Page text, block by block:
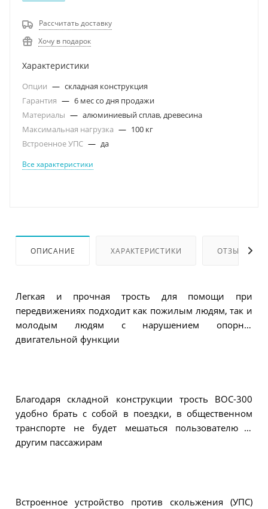
Рассчитать доставку
Хочу в подарок
Характеристики
Опции — складная конструкция
Гарантия — 6 мес со дня продажи
Материалы — алюминиевый сплав, древесина
Максимальная нагрузка — 100 кг
Встроенное УПС — да
Все характеристики
ОПИСАНИЕ ХАРАКТЕРИСТИКИ ОТЗЫВЫ
Легкая и прочная трость для помощи при
передвижениях подходит как пожилым людям, так и
молодым людям с нарушением опорно-
двигательной функции
Благодаря складной конструкции трость ВОС-300
удобно брать с собой в поездки, в общественном
транспорте не будет мешаться пользователю и
другим пассажирам
Встроенное устройство против скольжения (УПС)